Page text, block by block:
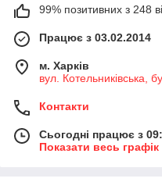
99% позитивних з 248
Працює з 03.02.2014
м. Харків
вул. Котельниківська,
Контакти
Сьогодні працює з
Показати весь